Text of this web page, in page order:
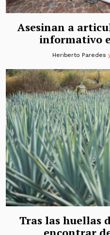
Asesinan a
informativo
Heriberto Paredes
Tras las huellas